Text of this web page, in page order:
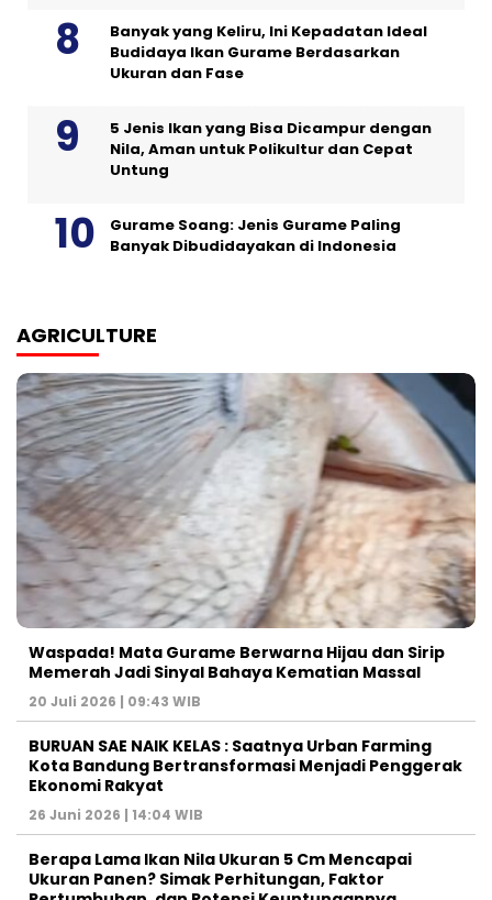
Banyak yang Keliru, Ini Kepadatan Ideal
Budidaya Ikan Gurame Berdasarkan
Ukuran dan Fase
5 Jenis Ikan yang Bisa Dicampur dengan
Nila, Aman untuk Polikultur dan Cepat
Untung
Gurame Soang: Jenis Gurame Paling
Banyak Dibudidayakan di Indonesia
AGRICULTURE
Waspada! Mata Gurame Berwarna Hijau dan Sirip
Memerah Jadi Sinyal Bahaya Kematian Massal
20 Juli 2026 | 09:43 WIB
BURUAN SAE NAIK KELAS : Saatnya Urban Farming
Kota Bandung Bertransformasi Menjadi Penggerak
Ekonomi Rakyat
26 Juni 2026 | 14:04 WIB
Berapa Lama Ikan Nila Ukuran 5 Cm Mencapai
Ukuran Panen? Simak Perhitungan, Faktor